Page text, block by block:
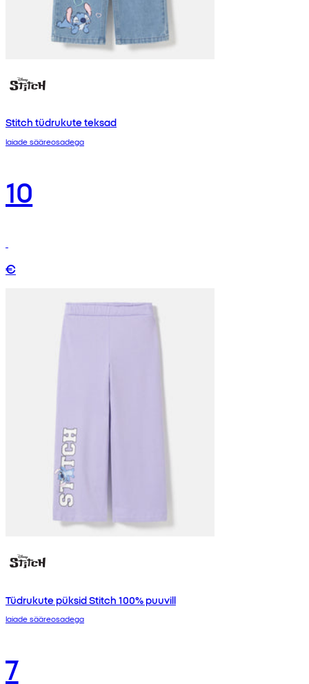
Stitch tüdrukute teksad
laiade sääreosadega
10
€
Tüdrukute püksid Stitch 100% puuvill
laiade sääreosadega
7